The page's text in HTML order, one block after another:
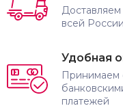
всей России
Удобная
Принимаем
платежей